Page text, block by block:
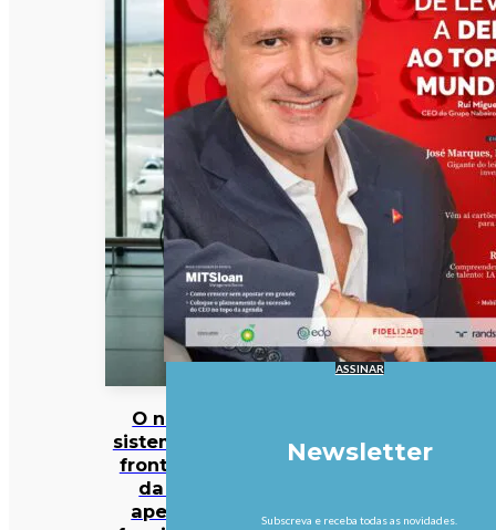
O novo
sistema de
fronteiras
da UE
apenas
ASSINAR
Newsletter
Subscreva e receba todas as novidades.